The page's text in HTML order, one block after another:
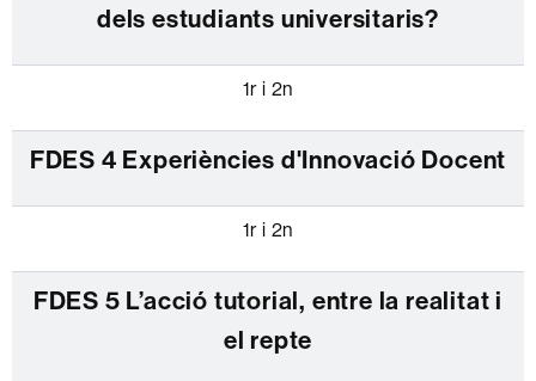
dels estudiants universitaris?
1r i 2n
FDES 4 Experiències d'Innovació Docent
1r i 2n
FDES 5 L’acció tutorial, entre la realitat i
el repte